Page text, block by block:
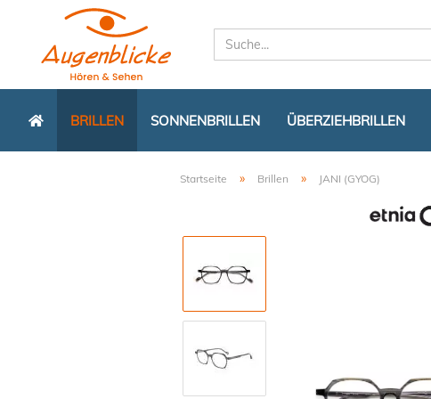
BRILLEN SONNENBRILLEN ÜBERZIEHBRILLEN
Startseite » Brillen » JANI (GYOG)